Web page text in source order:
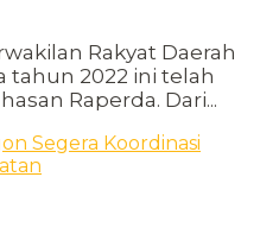
Rakyat Daerah
tahun 2022 ini telah
Raperda. Dari...